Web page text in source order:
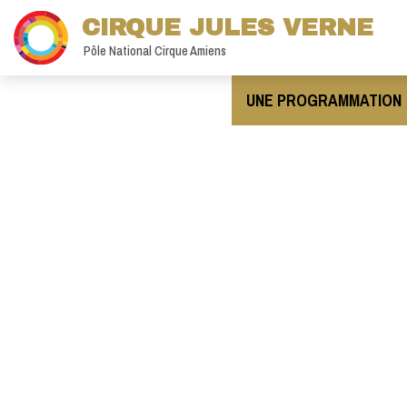
CIRQUE JULES VERNE
Pôle National Cirque Amiens
UNE PROGRAMMATION